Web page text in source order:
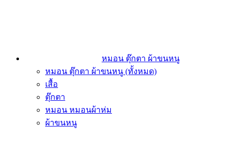
หมอน ตุ๊กตา ผ้าขนหนู
หมอน ตุ๊กตา ผ้าขนหนู (ทั้งหมด)
เสื้อ
ตุ๊กตา
หมอน หมอนผ้าห่ม
ผ้าขนหนู